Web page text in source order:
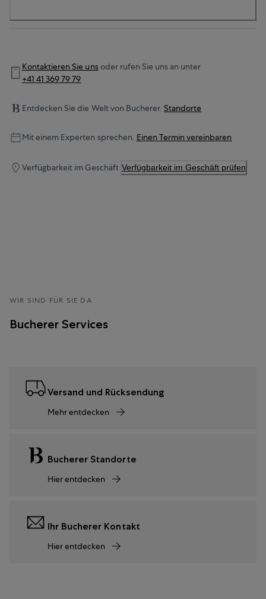
Kontaktieren Sie unsoder rufen Sie uns an unter
+41 41 369 79 79
Entdecken Sie die Welt von Bucherer. Standorte
Mit einem Experten sprechen. Einen Termin vereinbaren
Verfügbarkeit im Geschäft Verfügbarkeit im Geschäft prüfen
WIR SIND FÜR SIE DA
Bucherer Services
Versand und Rücksendung
Mehr entdecken
Bucherer Standorte
Hier entdecken
Ihr Bucherer Kontakt
Hier entdecken